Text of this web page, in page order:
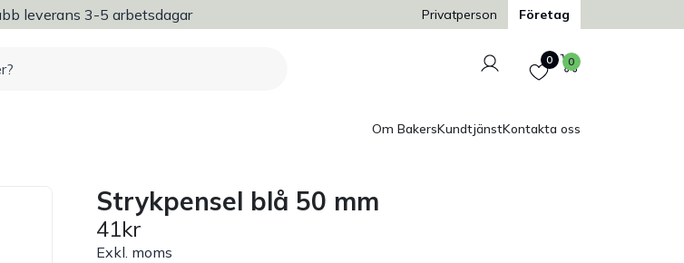
leverans 3-5 arbetsdagar Trygg och säker betalning
Privatperson Företag
Logga in
Favoriter
0 Varukorg
0
Om BakersKundtjänstKontakta oss
Strykpensel blå 50 mm
41kr
Exkl. moms